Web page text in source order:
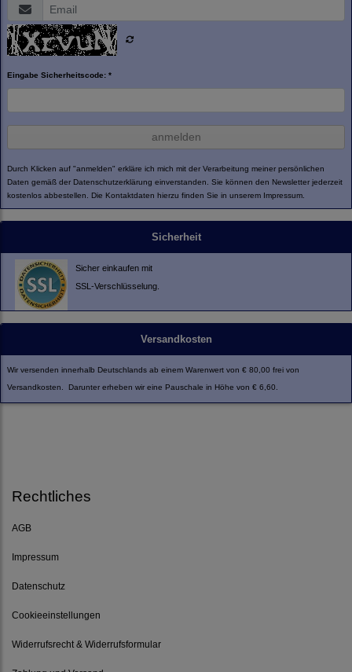
Eingabe Sicherheitscode: *
anmelden
Durch Klicken auf "anmelden" erkläre ich mich mit der Verarbeitung meiner persönlichen
Daten gemäß der Datenschutzerklärung einverstanden. Sie können den Newsletter jederzeit
kostenlos abbestellen. Die Kontaktdaten hierzu finden Sie in unserem Impressum.
Sicherheit
Sicher einkaufen mit
SSL-Verschlüsselung.
Versandkosten
Wir versenden innerhalb Deutschlands ab einem Warenwert von € 80,00 frei von
Versandkosten. Darunter erheben wir eine Pauschale in Höhe von € 6,60.
Rechtliches
AGB
Impressum
Datenschutz
Cookieeinstellungen
Widerrufsrecht & Widerrufsformular